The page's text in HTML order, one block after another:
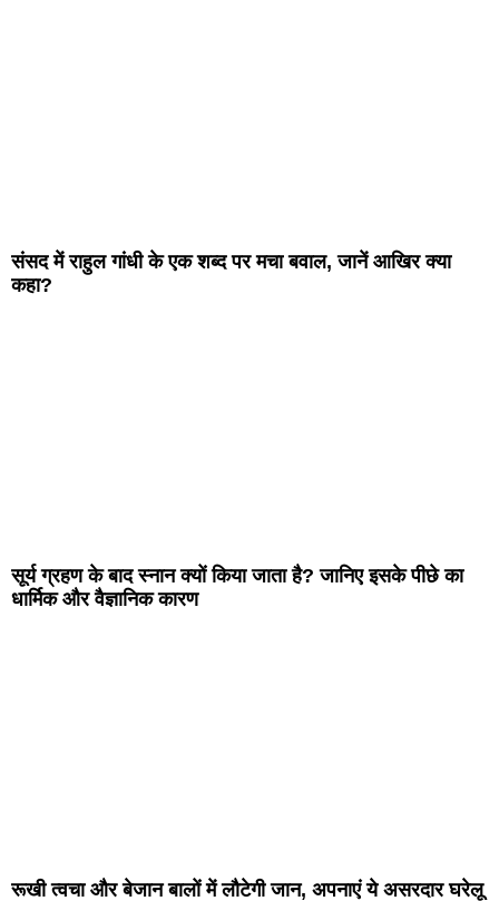
संसद में राहुल गांधी के एक शब्द पर मचा बवाल, जानें आखिर क्या
कहा?
सूर्य ग्रहण के बाद स्नान क्यों किया जाता है? जानिए इसके पीछे का
धार्मिक और वैज्ञानिक कारण
रूखी त्वचा और बेजान बालों में लौटेगी जान, अपनाएं ये असरदार घरेलू